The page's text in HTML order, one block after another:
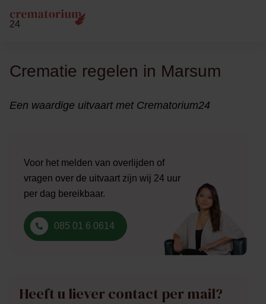
24
Crematie regelen in Marsum
Een waardige uitvaart met Crematorium24
Voor het melden van overlijden of
vragen over de uitvaart zijn wij 24 uur
per dag bereikbaar.
085 01 6 0614
Heeft u liever contact per mail?